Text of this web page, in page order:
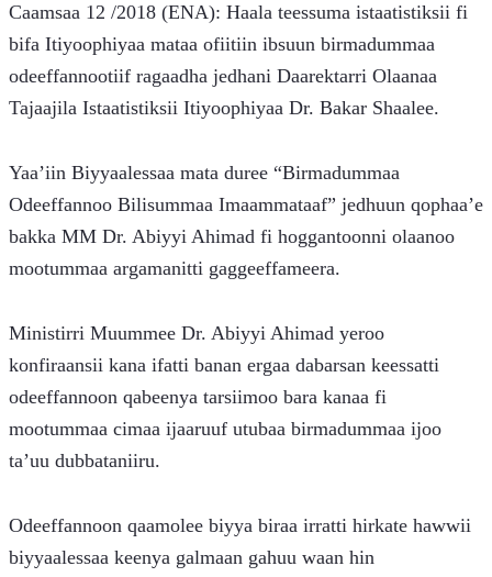
Caamsaa 12 /2018 (ENA): Haala teessuma istaatistiksii fi
bifa Itiyoophiyaa mataa ofiitiin ibsuun birmadummaa
odeeffannootiif ragaadha jedhani Daarektarri Olaanaa
Tajaajila Istaatistiksii Itiyoophiyaa Dr. Bakar Shaalee.
Yaa’iin Biyyaalessaa mata duree “Birmadummaa
Odeeffannoo Bilisummaa Imaammataaf” jedhuun qophaa’e
bakka MM Dr. Abiyyi Ahimad fi hoggantoonni olaanoo
mootummaa argamanitti gaggeeffameera.
Ministirri Muummee Dr. Abiyyi Ahimad yeroo
konfiraansii kana ifatti banan ergaa dabarsan keessatti
odeeffannoon qabeenya tarsiimoo bara kanaa fi
mootummaa cimaa ijaaruuf utubaa birmadummaa ijoo
ta’uu dubbataniiru.
Odeeffannoon qaamolee biyya biraa irratti hirkate hawwii
biyyaalessaa keenya galmaan gahuu waan hin